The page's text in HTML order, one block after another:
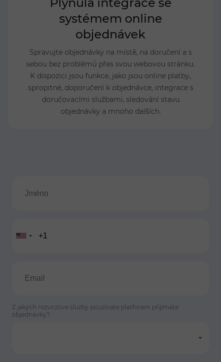
systémem online
objednávek
Spravujte objednávky na místě, na doručení a s
sebou bez problémů přes svou webovou stránku.
K dispozici jsou funkce, jako jsou online platby,
spropitné, doporučení k objednávce, integrace s
doručovacími službami, sledování stavu
objednávky a mnoho dalších.
Z jakých rozvozove sluzby pouzivate platforem přijímáte
objednávky?